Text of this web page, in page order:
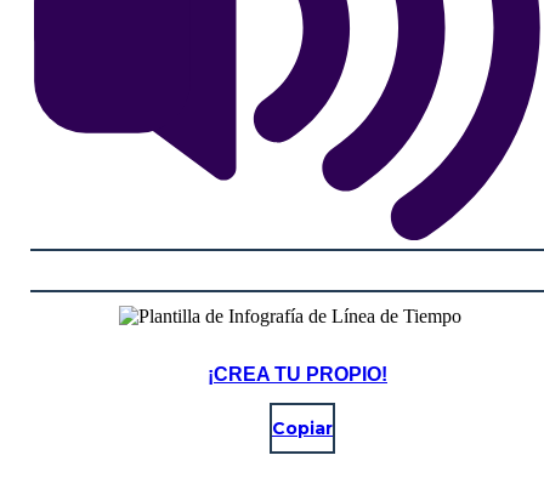
¡CREA TU PROPIO!
Copiar